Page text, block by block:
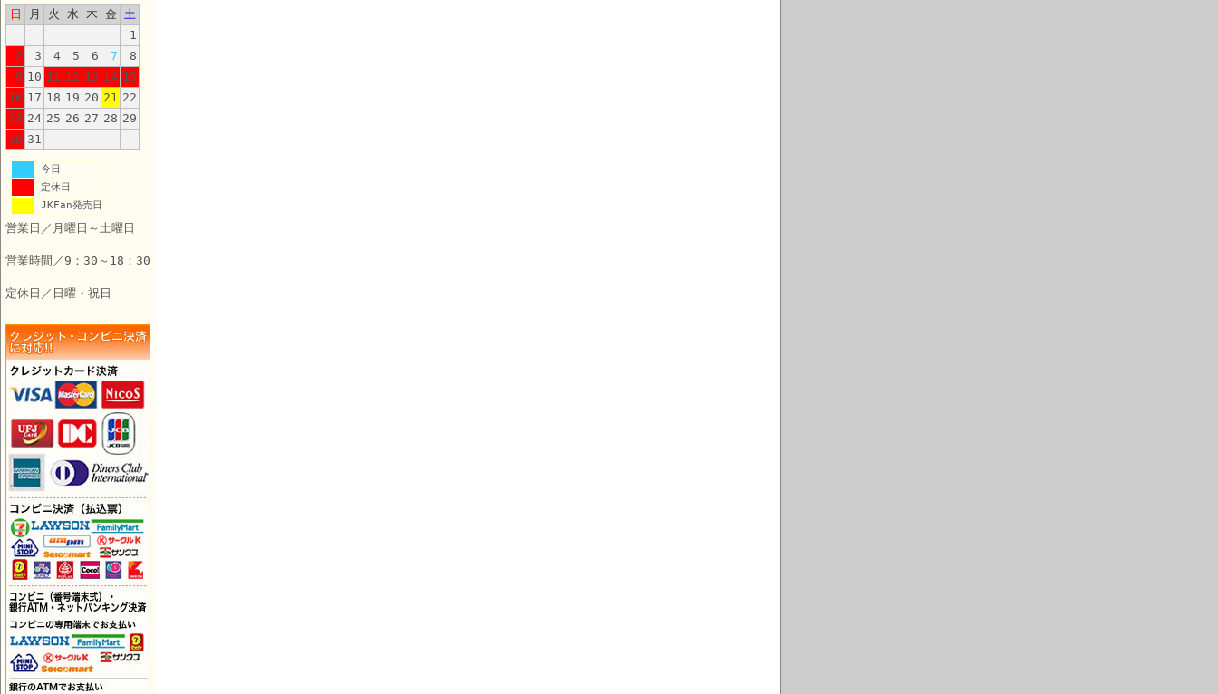
日
月 火 水 木 金
土
1
2
3 4 5 6 7
8
9 10 11 12 13 14 15
16 17 18 19 20 21 22
23 24 25 26 27 28 29
30 31
今日
定休日
JKFan発売日
営業日／月曜日～土曜日
営業時間／9：30～18：30
定休日／日曜・祝日